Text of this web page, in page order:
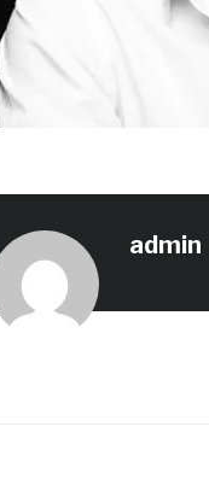
admin